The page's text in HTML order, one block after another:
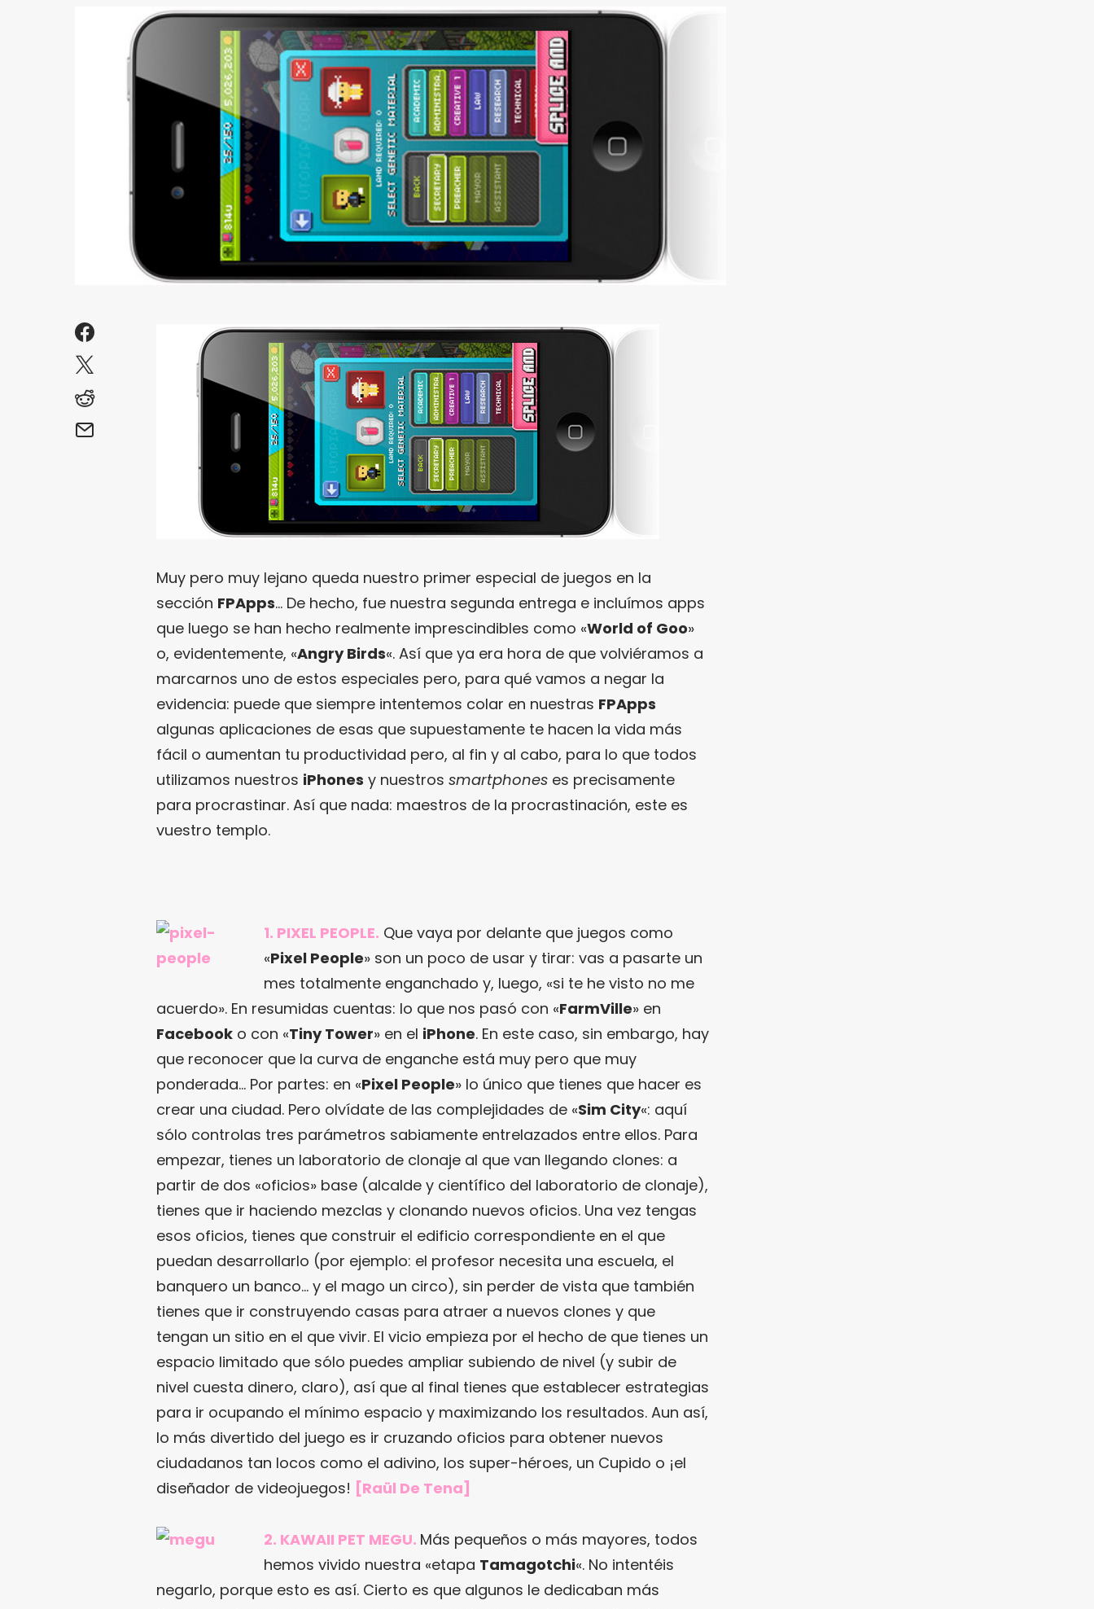
Muy pero muy lejano queda nuestro primer especial de juegos en la
sección FPApps… De hecho, fue nuestra segunda entrega e incluímos apps
que luego se han hecho realmente imprescindibles como «World of Goo»
o, evidentemente, «Angry Birds«. Así que ya era hora de que volviéramos a
marcarnos uno de estos especiales pero, para qué vamos a negar la
evidencia: puede que siempre intentemos colar en nuestras FPApps
algunas aplicaciones de esas que supuestamente te hacen la vida más
fácil o aumentan tu productividad pero, al fin y al cabo, para lo que todos
utilizamos nuestros iPhones y nuestros smartphones es precisamente
para procrastinar. Así que nada: maestros de la procrastinación, este es
vuestro templo.
1. PIXEL PEOPLE. Que vaya por delante que juegos como
«Pixel People» son un poco de usar y tirar: vas a pasarte un
mes totalmente enganchado y, luego, «si te he visto no me
acuerdo». En resumidas cuentas: lo que nos pasó con «FarmVille» en
Facebook o con «Tiny Tower» en el iPhone. En este caso, sin embargo, hay
que reconocer que la curva de enganche está muy pero que muy
ponderada… Por partes: en «Pixel People» lo único que tienes que hacer es
crear una ciudad. Pero olvídate de las complejidades de «Sim City«: aquí
sólo controlas tres parámetros sabiamente entrelazados entre ellos. Para
empezar, tienes un laboratorio de clonaje al que van llegando clones: a
partir de dos «oficios» base (alcalde y científico del laboratorio de clonaje),
tienes que ir haciendo mezclas y clonando nuevos oficios. Una vez tengas
esos oficios, tienes que construir el edificio correspondiente en el que
puedan desarrollarlo (por ejemplo: el profesor necesita una escuela, el
banquero un banco… y el mago un circo), sin perder de vista que también
tienes que ir construyendo casas para atraer a nuevos clones y que
tengan un sitio en el que vivir. El vicio empieza por el hecho de que tienes un
espacio limitado que sólo puedes ampliar subiendo de nivel (y subir de
nivel cuesta dinero, claro), así que al final tienes que establecer estrategias
para ir ocupando el mínimo espacio y maximizando los resultados. Aun así,
lo más divertido del juego es ir cruzando oficios para obtener nuevos
ciudadanos tan locos como el adivino, los super-héroes, un Cupido o ¡el
diseñador de videojuegos! [Raül De Tena]
2. KAWAII PET MEGU. Más pequeños o más mayores, todos
hemos vivido nuestra «etapa Tamagotchi«. No intentéis
negarlo, porque esto es así. Cierto es que algunos le dedicaban más